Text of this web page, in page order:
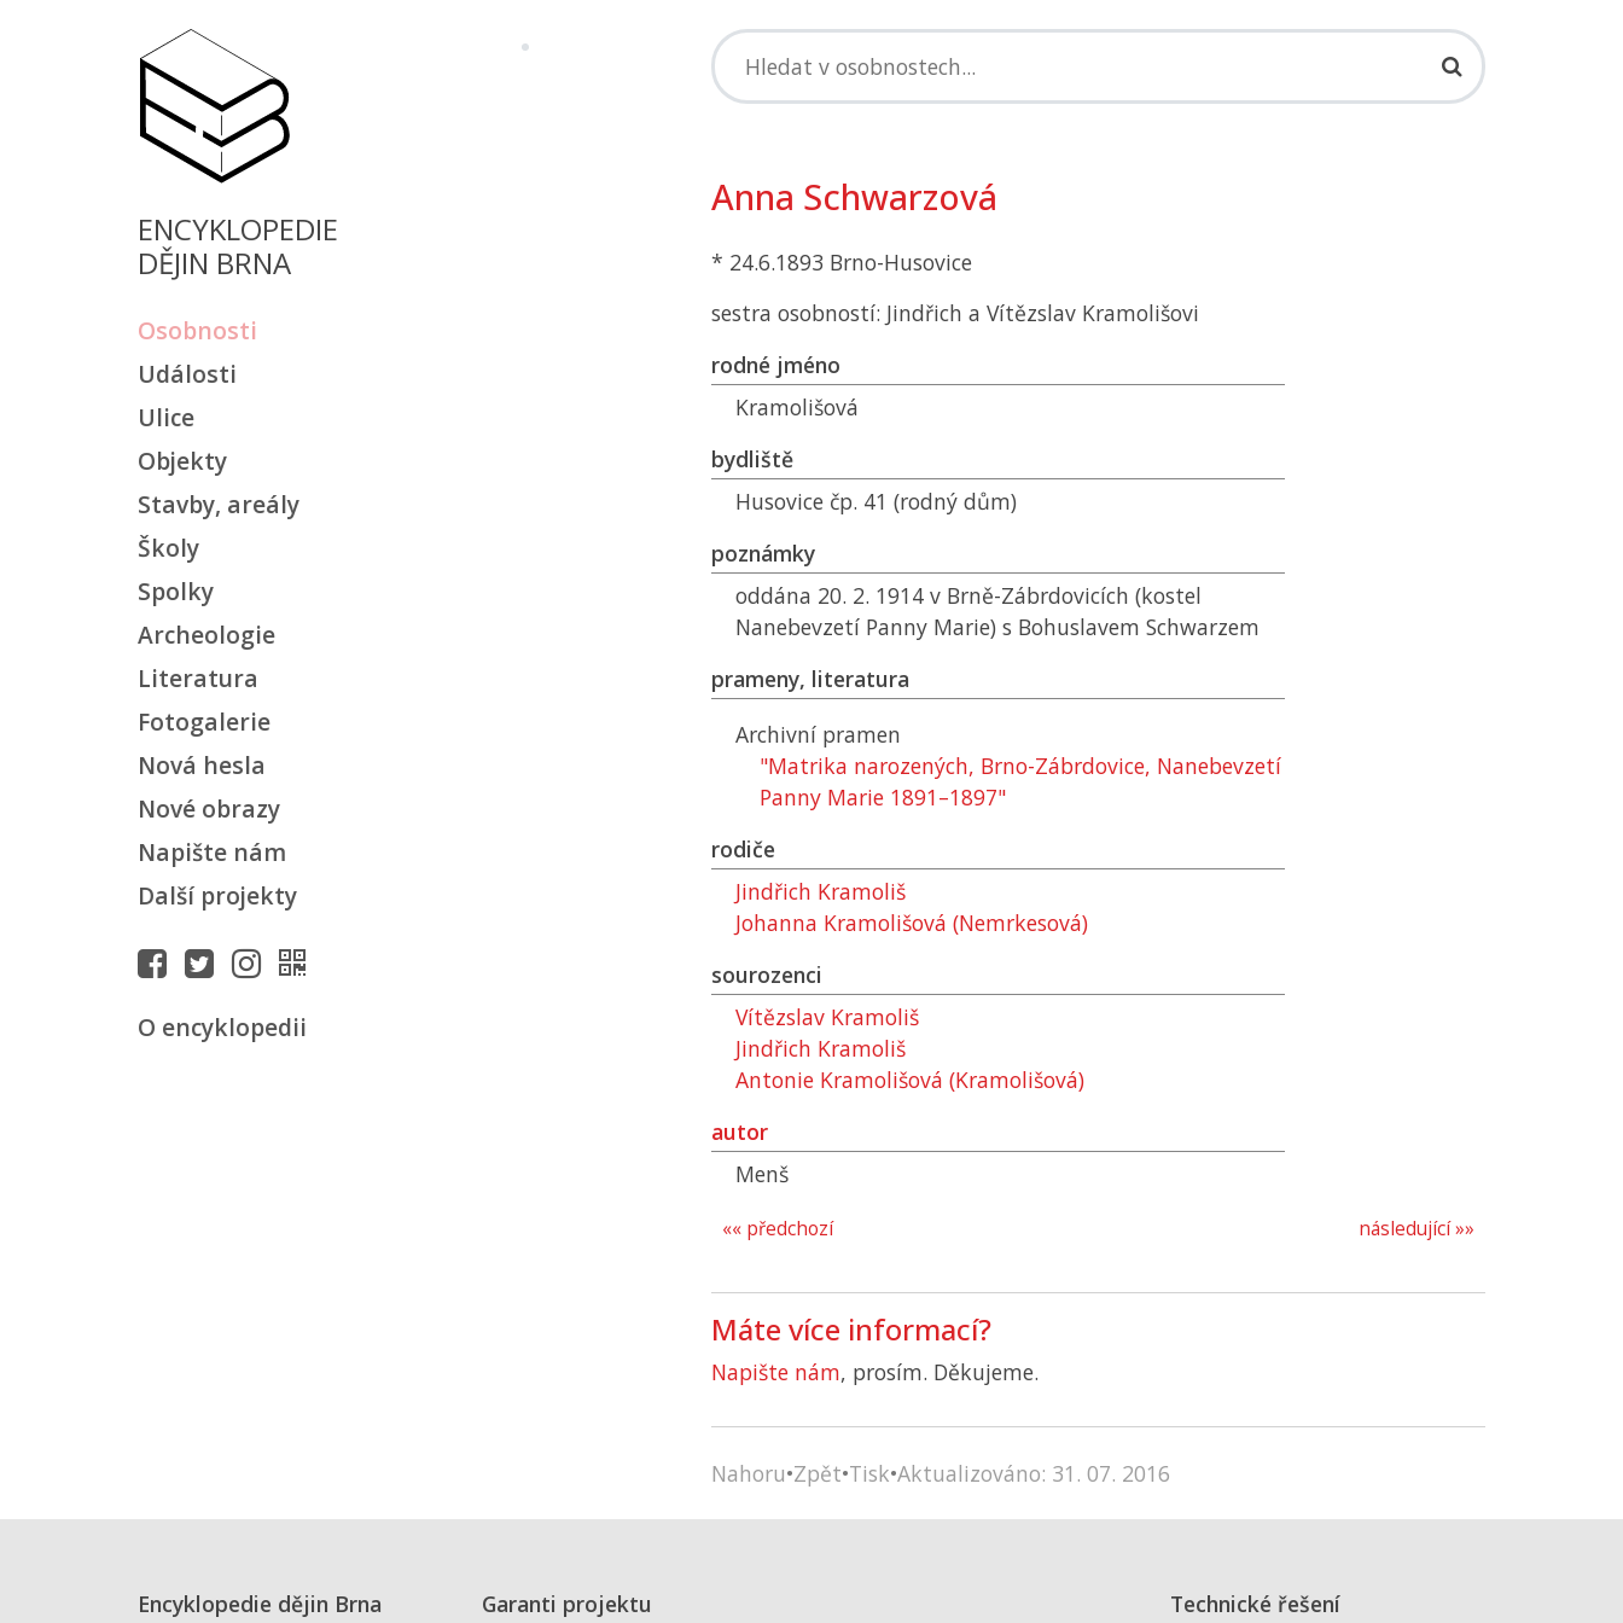
ENCYKLOPEDIE
DĚJIN BRNA
Osobnosti
Události
Ulice
Objekty
Stavby, areály
Školy
Spolky
Archeologie
Literatura
Fotogalerie
Nová hesla
Nové obrazy
Napište nám
Další projekty
O encyklopedii
Anna Schwarzová
* 24.6.1893 Brno-Husovice
sestra osobností: Jindřich a Vítězslav Kramolišovi
rodné jméno
Kramolišová
bydliště
Husovice čp. 41 (rodný dům)
poznámky
oddána 20. 2. 1914 v Brně-Zábrdovicích (kostel
Nanebevzetí Panny Marie) s Bohuslavem Schwarzem
prameny, literatura
Archivní pramen
"Matrika narozených, Brno-Zábrdovice, Nanebevzetí
Panny Marie 1891–1897"
rodiče
Jindřich Kramoliš
Johanna Kramolišová (Nemrkesová)
sourozenci
Vítězslav Kramoliš
Jindřich Kramoliš
Antonie Kramolišová (Kramolišová)
autor
Menš
následující »»
«« předchozí
Máte více informací?
Napište nám, prosím. Děkujeme.
Nahoru•Zpět•Tisk•Aktualizováno: 31. 07. 2016
Encyklopedie dějin Brna Garanti projektu Technické řešení